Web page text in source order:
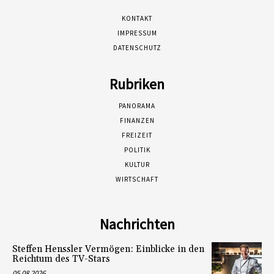
KONTAKT
IMPRESSUM
DATENSCHUTZ
Rubriken
PANORAMA
FINANZEN
FREIZEIT
POLITIK
KULTUR
WIRTSCHAFT
Nachrichten
Steffen Henssler Vermögen: Einblicke in den
Reichtum des TV-Stars